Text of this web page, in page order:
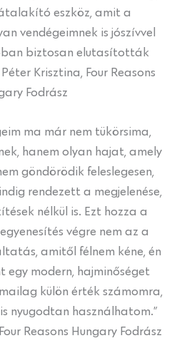
eszköz, amit a
vendégeimnek is jószívvel
biztosan elutasították
Krisztina, Four Reasons
Fodrász
ma már nem tükörsima,
hanem olyan hajat, amely
göndörödik feleslegesen,
rendezett a megjelenése,
nélkül is. Ezt hozza a
végre nem az a
amitől félnem kéne, én
egy modern, hajminőséget
külön érték számomra,
nyugodtan használhatom.”
Reasons Hungary Fodrász